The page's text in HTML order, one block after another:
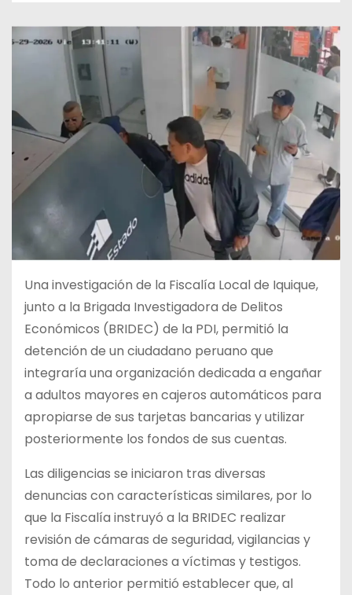
Una investigación de la Fiscalía Local de Iquique,
junto a la Brigada Investigadora de Delitos
Económicos (BRIDEC) de la PDI, permitió la
detención de un ciudadano peruano que
integraría una organización dedicada a engañar
a adultos mayores en cajeros automáticos para
apropiarse de sus tarjetas bancarias y utilizar
posteriormente los fondos de sus cuentas.
Las diligencias se iniciaron tras diversas
denuncias con características similares, por lo
que la Fiscalía instruyó a la BRIDEC realizar
revisión de cámaras de seguridad, vigilancias y
toma de declaraciones a víctimas y testigos.
Todo lo anterior permitió establecer que, al